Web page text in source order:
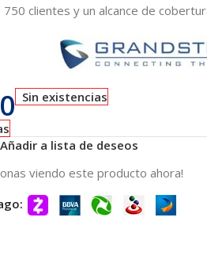
clientes y un alcance de
Sin existencias
Añadir a lista de deseos
viendo este producto ahora!